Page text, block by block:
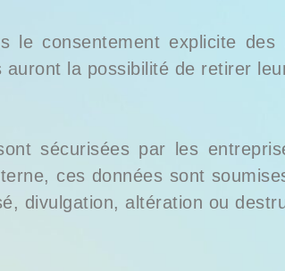
le consentement explicite
la possibilité de retirer
sécurisées par les
ces données sont
divulgation, altération ou